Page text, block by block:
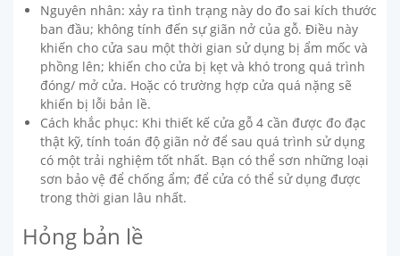
Nguyên nhân: xảy ra tình trạng này do đo sai kích thước
ban đầu; không tính đến sự giãn nở của gỗ. Điều này
khiến cho cửa sau một thời gian sử dụng bị ẩm mốc và
phồng lên; khiến cho cửa bị kẹt và khó trong quá trình
đóng/ mở cửa. Hoặc có trường hợp cửa quá nặng sẽ
khiến bị lỗi bản lề.
Cách khắc phục: Khi thiết kế cửa gỗ 4 cần được đo đạc
thật kỹ, tính toán độ giãn nở để sau quá trình sử dụng
có một trải nghiệm tốt nhất. Bạn có thể sơn những loại
sơn bảo vệ để chống ẩm; để cửa có thể sử dụng được
trong thời gian lâu nhất.
Hỏng bản lề